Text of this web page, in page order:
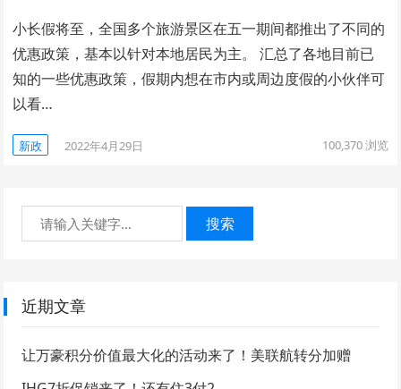
小长假将至，全国多个旅游景区在五一期间都推出了不同的
优惠政策，基本以针对本地居民为主。 汇总了各地目前已
知的一些优惠政策，假期内想在市内或周边度假的小伙伴可
以看…
新政 2022年4月29日 100,370浏览
搜索
近期文章
让万豪积分价值最大化的活动来了！美联航转分加赠